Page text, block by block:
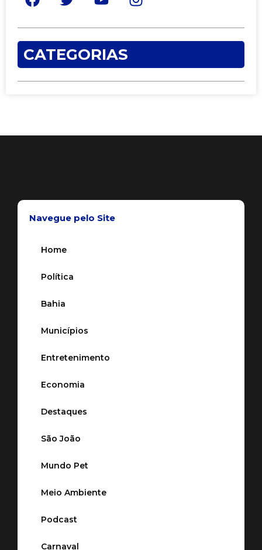
CATEGORIAS
Navegue pelo Site
Home
Política
Bahia
Municípios
Entretenimento
Economia
Destaques
São João
Mundo Pet
Meio Ambiente
Podcast
Carnaval